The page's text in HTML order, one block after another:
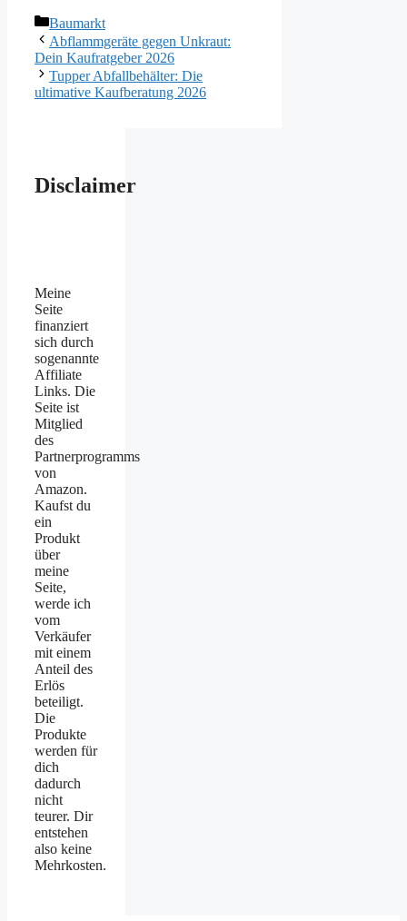
Kategorien
Baumarkt
Abflammgeräte gegen Unkraut:
Dein Kaufratgeber 2026
Tupper Abfallbehälter: Die
ultimative Kaufberatung 2026
Disclaimer
Meine
Seite
finanziert
sich durch
sogenannte
Affiliate
Links. Die
Seite ist
Mitglied
des
Partnerprogramms
von
Amazon.
Kaufst du
ein
Produkt
über
meine
Seite,
werde ich
vom
Verkäufer
mit einem
Anteil des
Erlös
beteiligt.
Die
Produkte
werden für
dich
dadurch
nicht
teurer. Dir
entstehen
also keine
Mehrkosten.